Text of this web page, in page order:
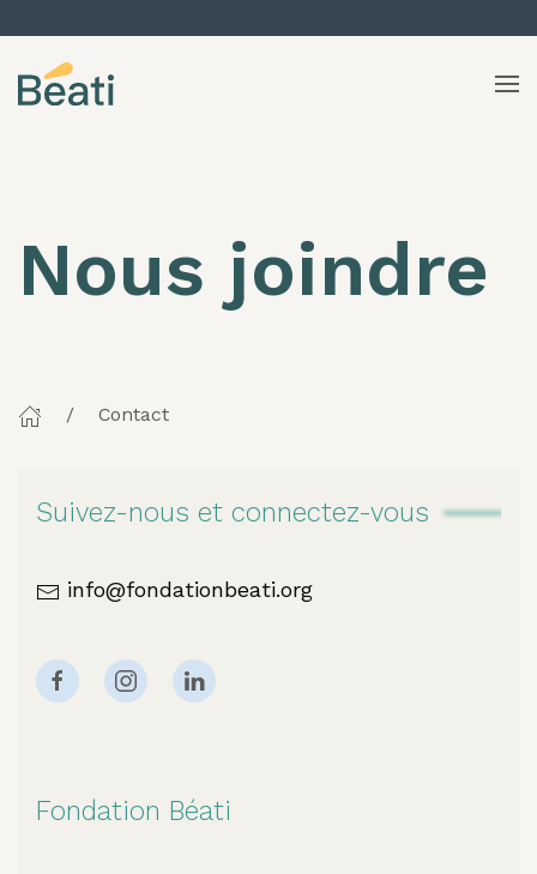
Nous joindre
Contact
Suivez-nous et connectez-vous
info@fondationbeati.org
Fondation Béati